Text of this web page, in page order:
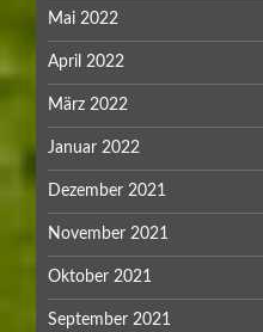
Mai 2022
April 2022
März 2022
Januar 2022
Dezember 2021
November 2021
Oktober 2021
September 2021